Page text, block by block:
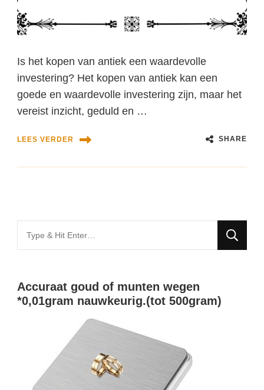
Is het kopen van antiek een waardevolle
investering? Het kopen van antiek kan een
goede en waardevolle investering zijn, maar het
vereist inzicht, geduld en …
LEES VERDER SHARE
for
Accuraat goud of munten wegen
*0,01gram nauwkeurig.(tot 500gram)